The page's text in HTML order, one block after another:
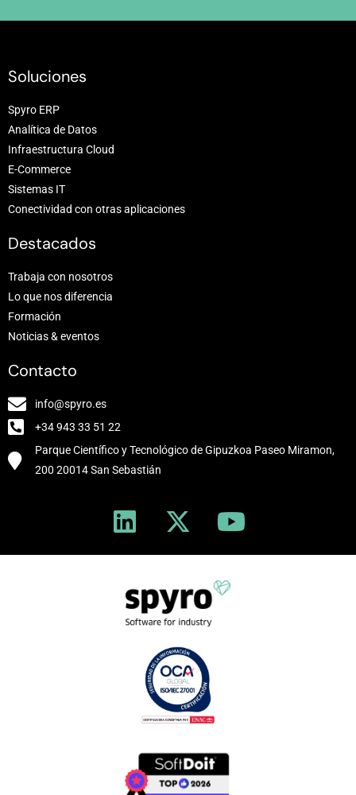
Soluciones
Spyro ERP
Analítica de Datos
Infraestructura Cloud
E-Commerce
Sistemas IT
Conectividad con otras aplicaciones
Destacados
Trabaja con nosotros
Lo que nos diferencia
Formación
Noticias & eventos
Contacto
info@spyro.es
+34 943 33 51 22
Parque Científico y Tecnológico de Gipuzkoa Paseo Miramon,
200 20014 San Sebastián